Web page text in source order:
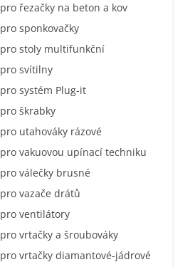
pro řezačky na beton a kov
pro sponkovačky
pro stoly multifunkční
pro svítilny
pro systém Plug-it
pro škrabky
pro utahováky rázové
pro vakuovou upínací techniku
pro válečky brusné
pro vazače drátů
pro ventilátory
pro vrtačky a šroubováky
pro vrtačky diamantové-jádrové